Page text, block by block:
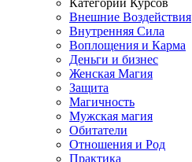
Категории Курсов
Внешние Воздействия
Внутренняя Сила
Воплощения и Карма
Деньги и бизнес
Женская Магия
Защита
Магичность
Мужская магия
Обитатели
Отношения и Род
Практика